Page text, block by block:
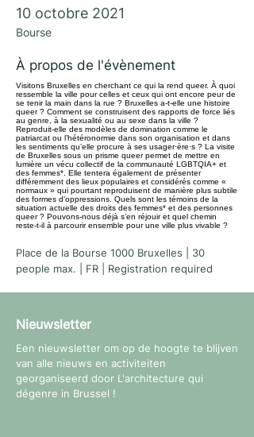
10 octobre 2021
Bourse
À propos de l'évènement
Visitons Bruxelles en cherchant ce qui la rend queer. À quoi
ressemble la ville pour celles et ceux qui ont encore peur de
se tenir la main dans la rue ? Bruxelles a-t-elle une histoire
queer ? Comment se construisent des rapports de force liés
au genre, à la sexualité ou au sexe dans la ville ?
Reproduit-elle des modèles de domination comme le
patriarcat ou l’hétéronormie dans son organisation et dans
les sentiments qu’elle procure à ses usager·ère·s ? La visite
de Bruxelles sous un prisme queer permet de mettre en
lumière un vécu collectif de la communauté LGBTQIA+ et
des femmes*. Elle tentera également de présenter
différemment des lieux populaires et considérés comme «
normaux » qui pourtant reproduisent de manière plus subtile
des formes d’oppressions. Quels sont les témoins de la
situation actuelle des droits des femmes* et des personnes
queer ? Pouvons-nous déjà s’en réjouir et quel chemin
reste-t-il à parcourir ensemble pour une ville plus vivable ?
Place de la Bourse 1000 Bruxelles | 30
people max. | FR | Registration required
Nieuwsletter
Een nieuwsletter om op de hoogte te blijven
van alle nieuws en activiteiten
georganiseerd door L'architecture qui
dégenre in Brussel !